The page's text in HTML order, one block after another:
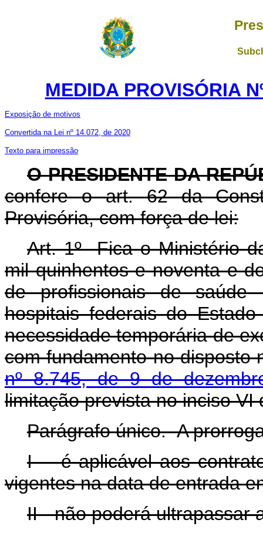
MEDIDA PROVISÓRIA
Exposição de motivos
Convertida na Lei nº 14.072, de 2020
Texto para impressão
O PRESIDENTE DA
confere o art. 62 da
Provisória, com força de lei:
Art. 1º Fica o Ministério
mil quinhentos e noventa e
de profissionais de saúde
hospitais federais do
necessidade temporária de
com fundamento no disposto
nº 8.745, de 9 de
limitação prevista no inciso VI
Parágrafo único. A
I - é aplicável aos
vigentes na data de entrada
II - não poderá ultrapassar